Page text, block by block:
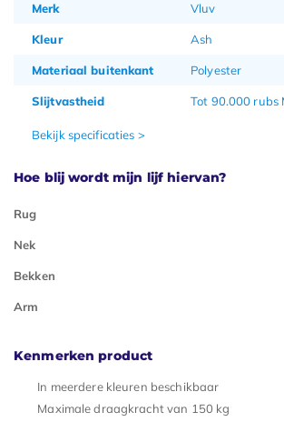
Merk Vluv
Kleur Ash
Materiaal buitenkant Polyester
Slijtvastheid Tot 90.000 rubs
Bekijk specificaties >
Hoe blij wordt mijn lijf hiervan?
Rug
Nek
Bekken
Arm
Kenmerken product
In meerdere kleuren beschikbaar
Maximale draagkracht van 150 kg